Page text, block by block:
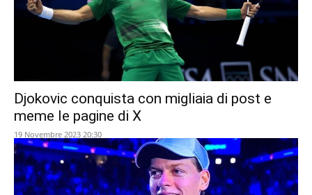
Djokovic conquista con migliaia di post e
meme le pagine di X
19 Novembre 2023 20:30